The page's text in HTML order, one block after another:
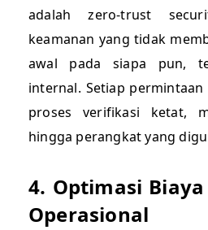
adalah zero-trust
keamanan yang tidak
awal pada siapa pun,
internal. Setiap
proses verifikasi ketat,
hingga perangkat yang
4. Optimasi
Operasional